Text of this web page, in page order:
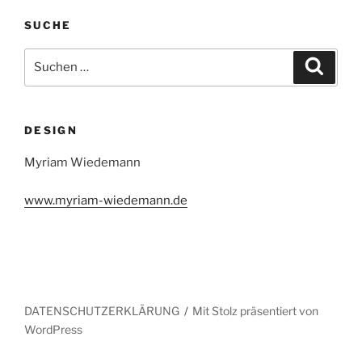
SUCHE
nach:
DESIGN
Myriam Wiedemann
www.myriam-wiedemann.de
DATENSCHUTZERKLÄRUNG
Mit Stolz präsentiert von
WordPress